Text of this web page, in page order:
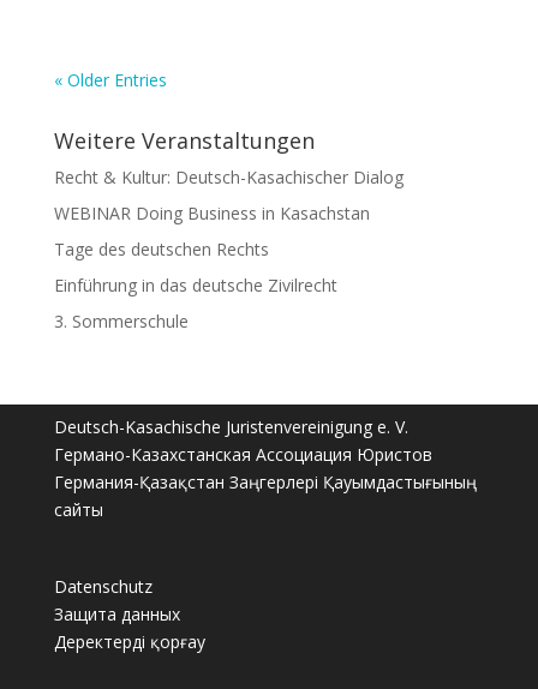
« Older Entries
Weitere Veranstaltungen
Recht & Kultur: Deutsch-Kasachischer Dialog
WEBINAR Doing Business in Kasachstan
Tage des deutschen Rechts
Einführung in das deutsche Zivilrecht
3. Sommerschule
Deutsch-Kasachische Juristenvereinigung e. V.
Германо-Казахстанская Ассоциация Юристов
Германия-Қазақстан Заңгерлері Қауымдастығының
сайты
Datenschutz
Защита данных
Деректерді қорғау